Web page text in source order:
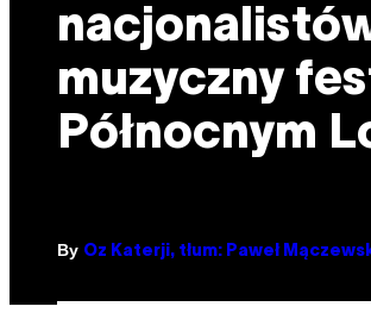
muzyczny
Północnym
By Oz Katerji, tłum: Paweł